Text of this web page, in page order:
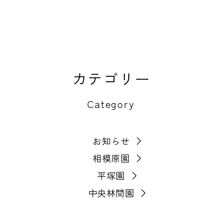
カテゴリー
Category
お知らせ
相模原園
平塚園
中央林間園